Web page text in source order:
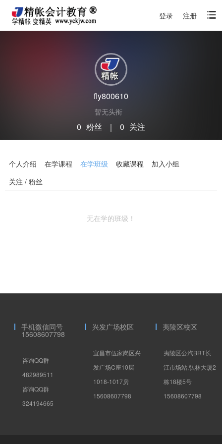
登录 注册
fly800610
暂无头衔
0 粉丝 ｜ 0 关注
个人介绍
在学课程 在学班级 收藏课程
加入小组
关注 / 粉丝
无在学的班级！
手机微信同号
15608607798
咨询QQ群
482989511
咨询QQ群
324194665
兴发广场校区
宜昌市伍家岗区兴
发广场C座10层
1018-1017房
15608607798
夷陵区校区
夷陵区公汽BRT长
江市场站,弘林大厦2
栋18楼5号
15608607798